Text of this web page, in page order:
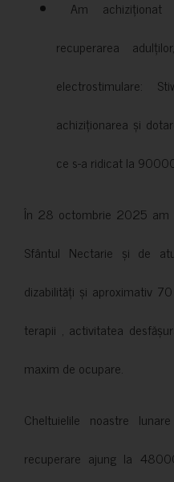
Am achiziționat
recuperarea
electrostimulare:
achiziționarea și
ce s-a ridicat la
În 28 octombrie 2025 am
Sfântul Nectarie și de
dizabilități și aproximativ
terapii , activitatea
maxim de ocupare.
Cheltuielile noastre
recuperare ajung la